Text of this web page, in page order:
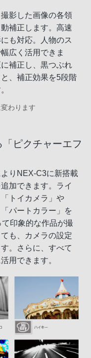
影した画像の各領
補正します。高速
も対応。人物のス
広く活用できま
補正し、黒つぶれ
、補正効果を5段階
わります
ピクチャーエフ
りNEX-C3に新搭載
加できます。ライ
トイカメラ」や
パートカラー」を
印象的な作品が撮
も、カメラの設定
。さらに、すべて
用できます。